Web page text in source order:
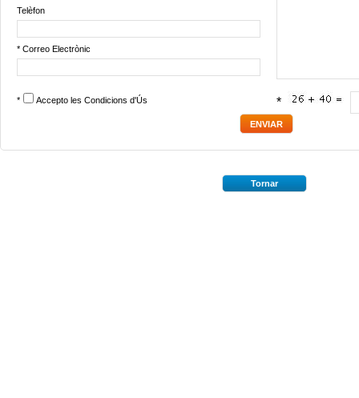
Telèfon
* Correo Electrònic
* Accepto les Condicions d'Ús *
Tornar